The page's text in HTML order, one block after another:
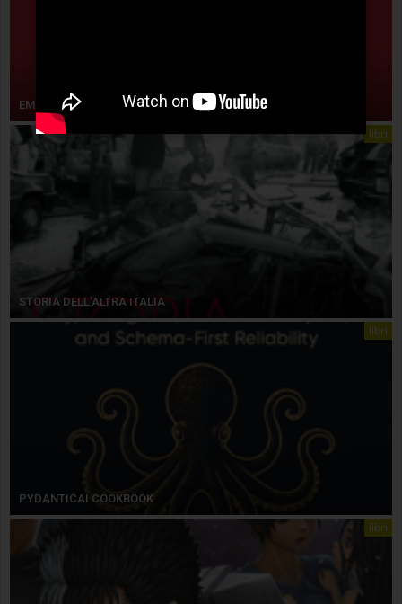
EMPIRISMO ERETICO
libri
STORIA DELL’ALTRA ITALIA
libri
PYDANTICAI COOKBOOK
libri